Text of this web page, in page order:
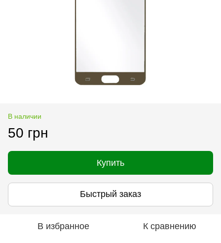
В наличии
50 грн
Купить
Быстрый заказ
В избранное К сравнению